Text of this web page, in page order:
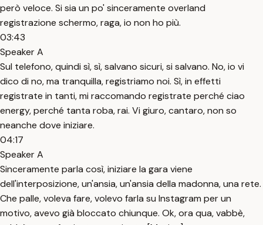
però veloce. Si sia un po' sinceramente overland
registrazione schermo, raga, io non ho più.
03:43
Speaker A
Sul telefono, quindi sì, sì, salvano sicuri, si salvano. No, io vi
dico di no, ma tranquilla, registriamo noi. Sì, in effetti
registrate in tanti, mi raccomando registrate perché ciao
energy, perché tanta roba, rai. Vi giuro, cantaro, non so
neanche dove iniziare.
04:17
Speaker A
Sinceramente parla così, iniziare la gara viene
dell'interposizione, un'ansia, un'ansia della madonna, una rete.
Che palle, voleva fare, volevo farla su Instagram per un
motivo, avevo già bloccato chiunque. Ok, ora qua, vabbè,